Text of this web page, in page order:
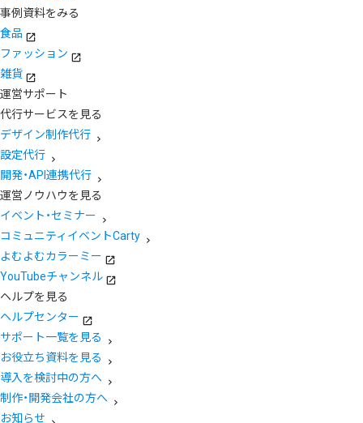
事例資料をみる
食品
ファッション
雑貨
運営サポート
代行サービスを見る
デザイン制作代行
設定代行
開発・API連携代行
運営ノウハウを見る
イベント・セミナー
コミュニティイベントCarty
よむよむカラーミー
YouTubeチャンネル
ヘルプを見る
ヘルプセンター
サポート一覧を見る
お役立ち資料を見る
導入を検討中の方へ
制作・開発会社の方へ
お知らせ